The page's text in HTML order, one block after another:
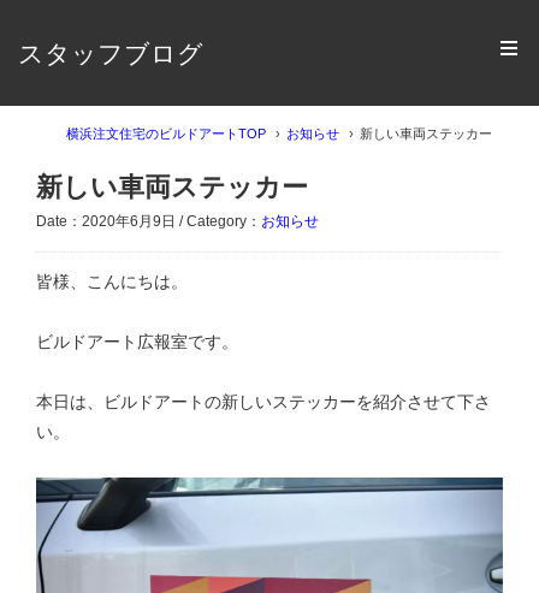
スタッフブログ
横浜注文住宅のビルドアートTOP お知らせ 新しい車両ステッカー
新しい車両ステッカー
Date：2020年6月9日 / Category： お知らせ
皆様、こんにちは。
ビルドアート広報室です。
本日は、ビルドアートの新しいステッカーを紹介させて下さ
い。